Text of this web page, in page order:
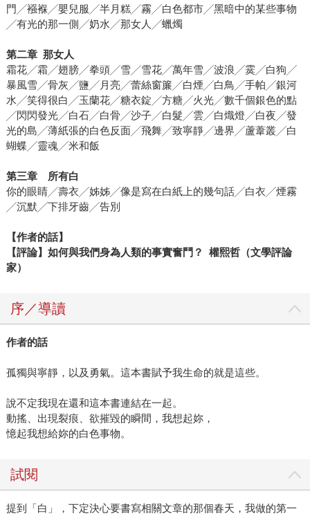
門╱襁褓╱嬰兒服╱半月糕╱霧╱白色都市╱黑暗中的某些事物
╱有光的那一側╱奶水╱那女人╱蠟燭
第二章 那女人
霜花╱霜╱翅膀╱拳頭╱雪╱雪花╱萬年雪╱波浪╱霙╱白狗╱
暴風雪╱骨灰╱鹽╱月亮╱蕾絲窗簾╱白煙╱白鳥╱手帕╱銀河
水╱笑得很白╱玉蘭花╱糖衣錠╱方糖╱火光╱數千個銀色的點
╱閃閃發光╱白石╱白骨╱沙子╱白髮╱雲╱白熾燈╱白夜╱發
光的島╱薄紙張的白色反面╱飛舞╱致寧靜╱邊界╱蘆葦叢╱白
蝴蝶╱靈魂╱米和飯
第三章 所有白
你的眼睛╱壽衣╱姊姊╱像是寫在白紙上的幾句話╱白衣╱煙霧
╱沉默╱下排牙齒╱告別
【作者的話】
【評論】如何與我們身為人類的事實奮鬥？
權熙哲（文學評論
家）
序／導讀
作者的話
孤獨與寧靜，以及勇氣。這本書賦予我生命的就是這些。
說不定我現在還和這本書連結在一起。
動搖、出現裂痕、欲摧毀的瞬間，我想起妳，
憶起我想給妳的白色事物。
試閱
提到「白」，下定決心要書寫相關文章的那個春天，我做的第一